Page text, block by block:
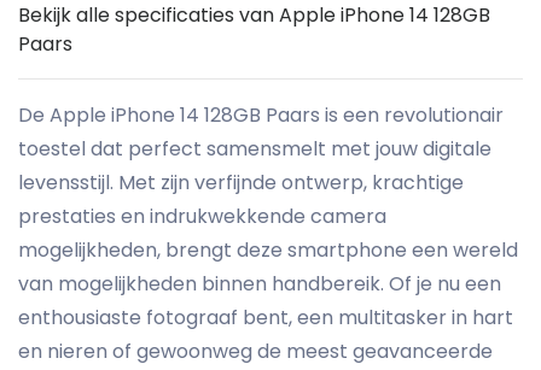
Bekijk alle specificaties van Apple iPhone 14 128GB
Paars
De Apple iPhone 14 128GB Paars is een revolutionair
toestel dat perfect samensmelt met jouw digitale
levensstijl. Met zijn verfijnde ontwerp, krachtige
prestaties en indrukwekkende camera
mogelijkheden, brengt deze smartphone een wereld
van mogelijkheden binnen handbereik. Of je nu een
enthousiaste fotograaf bent, een multitasker in hart
en nieren of gewoonweg de meest geavanceerde